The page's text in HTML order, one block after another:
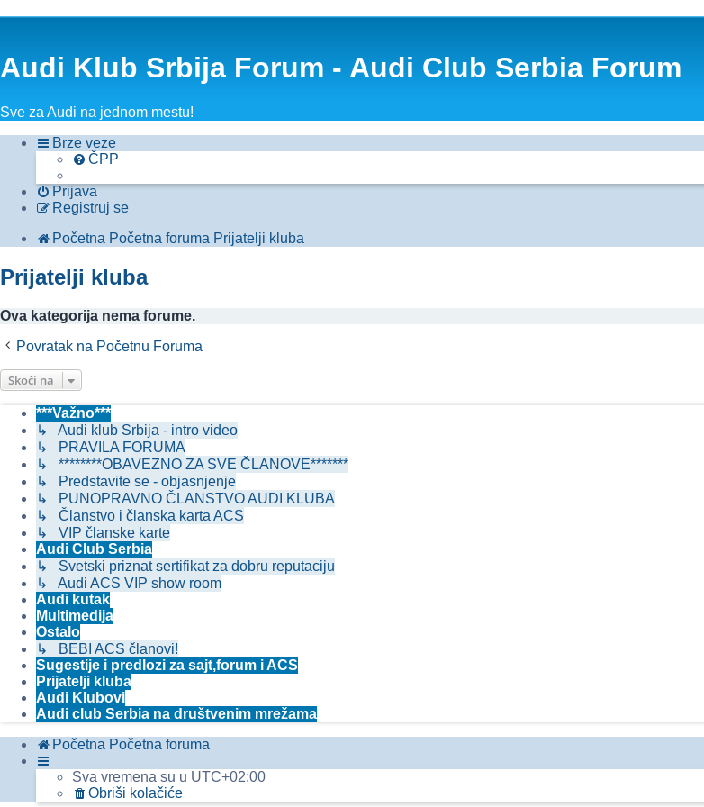
Audi Klub Srbija Forum - Audi Club Serbia Forum
Sve za Audi na jednom mestu!
Brze veze
ČPP
Prijava
Registruj se
Početna Početna foruma Prijatelji kluba
Prijatelji kluba
Ova kategorija nema forume.
Povratak na Početnu Foruma
Skoči na
***Važno***
↳ Audi klub Srbija - intro video
↳ PRAVILA FORUMA
↳ ********OBAVEZNO ZA SVE ČLANOVE*******
↳ Predstavite se - objasnjenje
↳ PUNOPRAVNO ČLANSTVO AUDI KLUBA
↳ Članstvo i članska karta ACS
↳ VIP članske karte
Audi Club Serbia
↳ Svetski priznat sertifikat za dobru reputaciju
↳ Audi ACS VIP show room
Audi kutak
Multimedija
Ostalo
↳ BEBI ACS članovi!
Sugestije i predlozi za sajt,forum i ACS
Prijatelji kluba
Audi Klubovi
Audi club Serbia na društvenim mrežama
Početna Početna foruma
Sva vremena su u UTC+02:00
Obriši kolačiće